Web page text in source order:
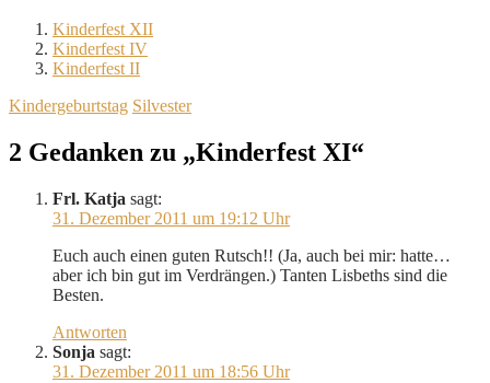
Kinderfest XII
Kinderfest IV
Kinderfest II
Kindergeburtstag Silvester
2 Gedanken zu „Kinderfest XI“
Frl. Katja sagt:
31. Dezember 2011 um 19:12 Uhr
Euch auch einen guten Rutsch!! (Ja, auch bei mir: hatte…
aber ich bin gut im Verdrängen.) Tanten Lisbeths sind die
Besten.
Antworten
Sonja sagt:
31. Dezember 2011 um 18:56 Uhr